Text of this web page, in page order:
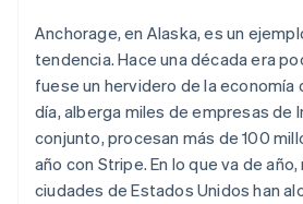
Atlas
Constitución de una startup
Climate
Eliminación de dióxido de carbono
Identity
Verificación de identidad en línea
Ecosystem
Socios
Stripe App
Anchorage, en Alaska, es un
tendencia. Hace una década era
fuese un hervidero de la economía
día, alberga miles de empresas de
conjunto, procesan más de 100
año con Stripe. En lo que va de
ciudades de Estados Unidos han